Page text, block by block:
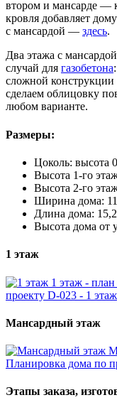
втором и мансарде —
кровля добавляет
с мансардой — здесь.
Два этажа с
случай для газобетона
сложной
сделаем облицовку
любом варианте.
Размеры:
Цоколь: высота
Высота 1-го
Высота 2-го
Ширина дома:
Длина дома:
Высота дома от
1 этаж
1 этаж -
проекту D-023 - 1 этаж
Мансардный этаж
Планировка дома по
Этапы заказа,